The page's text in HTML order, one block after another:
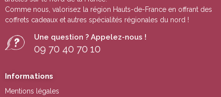
Comme nous, valorisez la région Hauts-de-France en offrant des
coffrets cadeaux et autres spécialités régionales du nord !
Une question ? Appelez-nous !
09 70 40 70 10
Informations
Mentions légales